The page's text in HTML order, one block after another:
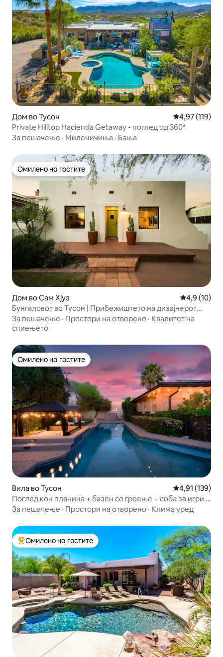
Дом во Тусон Просечна
4,97 (119)
Private Hilltop Hacienda Getaway - поглед од 360*
За пешачење · Миленичиња · Бања
Омилено на гостите
Омилено на гостите
Дом во Сам Хјуз Просечна
4,9 (10)
Бунгаловот во Тусон | Прибежиштето на дизајнерот
Сем Хјуз
За пешачење · Простори на отворено · Квалитет на
спиењето
Омилено на гостите
Омилено на гостите
Вила во Тусон Просечна
4,91 (139)
Поглед кон планина + базен со греење + соба за игри |
Бленман Елм
За пешачење · Простори на отворено · Клима уред
Меѓу најуспешните „Омилени на гостите“
Омилено на гостите